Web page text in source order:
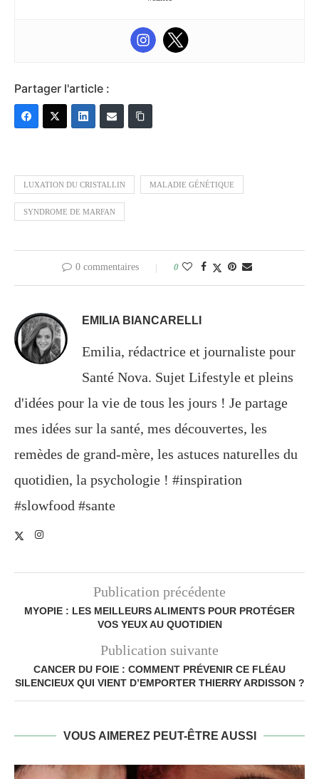
Partager l'article :
LUXATION DU CRISTALLIN MALADIE GÉNÉTIQUE
SYNDROME DE MARFAN
0 commentaires 0
EMILIA BIANCARELLI
Emilia, rédactrice et journaliste pour
Santé Nova. Sujet Lifestyle et pleins
d'idées pour la vie de tous les jours ! Je partage
mes idées sur la santé, mes découvertes, les
remèdes de grand-mère, les astuces naturelles du
quotidien, la psychologie ! #inspiration
#slowfood #sante
Publication précédente
MYOPIE : LES MEILLEURS ALIMENTS POUR PROTÉGER
VOS YEUX AU QUOTIDIEN
Publication suivante
CANCER DU FOIE : COMMENT PRÉVENIR CE FLÉAU
SILENCIEUX QUI VIENT D’EMPORTER THIERRY ARDISSON ?
VOUS AIMEREZ PEUT-ÊTRE AUSSI